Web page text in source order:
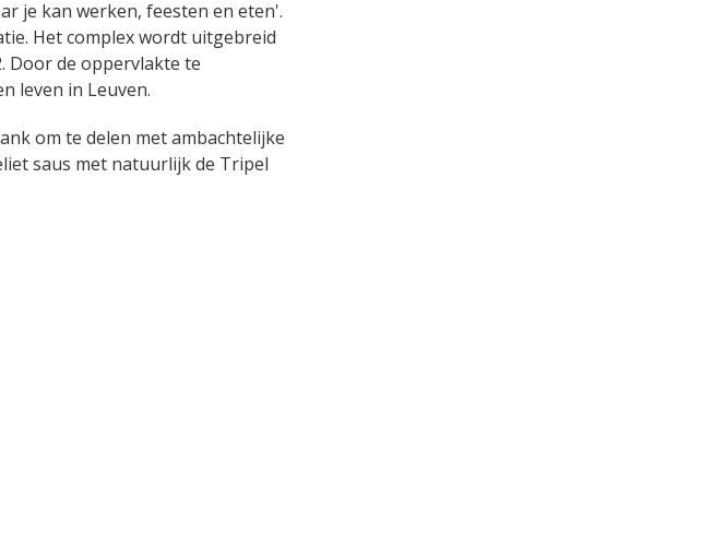
je kan werken, feesten en eten'.
Het complex wordt uitgebreid
Door de oppervlakte te
leven in Leuven.
om te delen met ambachtelijke
saus met natuurlijk de Tripel